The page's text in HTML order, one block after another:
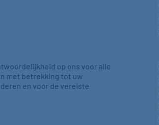
op ons voor alle
met betrekking tot uw
en voor de vereiste